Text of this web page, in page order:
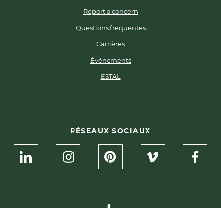
Report a concern
Questions frequentes
Carrières
Événements
ESTAL
RÉSEAUX SOCIAUX